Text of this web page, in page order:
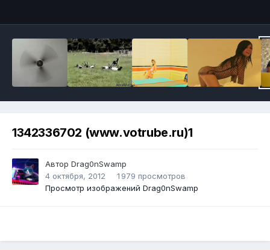
1342336702 (www.votrube.ru)1
Автор Drag0nSwamp
4 октября, 2012
1 979 просмотров
Просмотр изображений Drag0nSwamp